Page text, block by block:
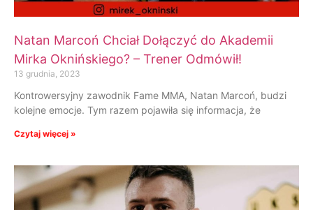
Natan Marcoń Chciał Dołączyć do Akademii
Mirka Oknińskiego? – Trener Odmówił!
13 grudnia, 2023
Kontrowersyjny zawodnik Fame MMA, Natan Marcoń, budzi
kolejne emocje. Tym razem pojawiła się informacja, że
Czytaj więcej »